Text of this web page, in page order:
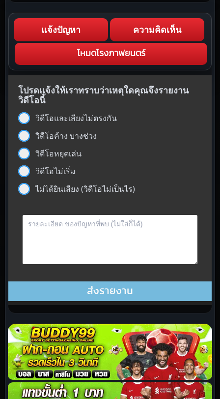
แจ้งปัญหา ความคิดเห็น
โหมดโรงภาพยนตร์
โปรดแจ้งให้เราทราบว่าเหตุใดคุณจึงรายงาน
วิดีโอนี้
วิดีโอและเสียงไม่ตรงกัน
วิดีโอค้าง บางช่วง
วิดีโอหยุดเล่น
วิดีโอไม่เริ่ม
ไม่ได้ยินเสียง (วิดีโอไม่เป็นไร)